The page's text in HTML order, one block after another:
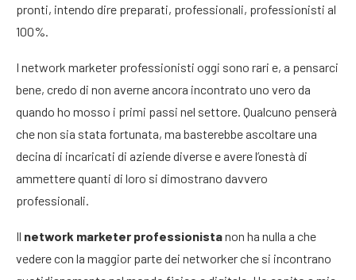
pronti, intendo dire preparati, professionali, professionisti al
100%.
I network marketer professionisti oggi sono rari e, a pensarci
bene, credo di non averne ancora incontrato uno vero da
quando ho mosso i primi passi nel settore. Qualcuno penserà
che non sia stata fortunata, ma basterebbe ascoltare una
decina di incaricati di aziende diverse e avere l’onestà di
ammettere quanti di loro si dimostrano davvero
professionali.
Il network marketer professionistanon ha nulla a che
vedere con la maggior parte dei networker che si incontrano